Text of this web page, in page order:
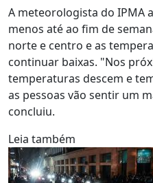
A meteorologista do IPMA
menos até ao fim de
norte e centro e as
continuar baixas. "Nos
temperaturas descem e
as pessoas vão sentir um
concluiu.
Leia também